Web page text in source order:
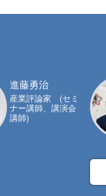
進藤勇治
産業評論家 (セミ
ナー講師、講演会
講師)